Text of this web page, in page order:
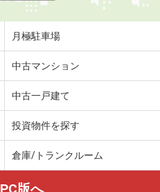
月極駐車場
中古マンション
中古一戸建て
投資物件を探す
倉庫/トランクルーム
PC版へ